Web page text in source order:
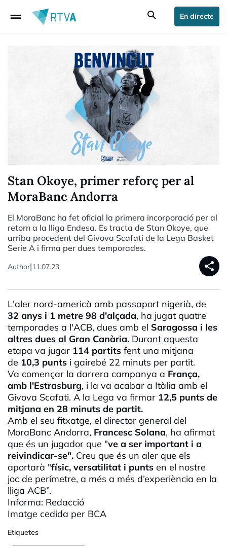
drag_handle search En directe
Stan Okoye, primer reforç per al
MoraBanc Andorra
El MoraBanc ha fet oficial la primera incorporació per al
retorn a la lliga Endesa. Es tracta de Stan Okoye, que
arriba procedent del Givova Scafati de la Lega Basket
Serie A i firma per dues temporades.
Author|11.07.23 share
L'aler nord-americà amb passaport nigerià, de
32 anys i 1 metre 98 d'alçada, ha jugat quatre
temporades a l'ACB, dues amb el Saragossa i les
altres dues al Gran Canària. Durant aquesta
etapa va jugar 114 partits fent una mitjana
de 10,3 punts i gairebé 22 minuts per partit.
Va començar la darrera campanya a França,
amb l'Estrasburg, i la va acabar a Itàlia amb el
Givova Scafati. A la Lega va firmar 12,5 punts de
mitjana en 28 minuts de partit.
Amb el seu fitxatge, el director general del
MoraBanc Andorra, Francesc Solana, ha afirmat
que és un jugador que "ve a ser important i a
reivindicar-se". Creu que és un aler que els
aportarà "físic, versatilitat i punts en el nostre
joc de perímetre, a més a més d’experiència en la
lliga ACB”.
Informa: Redacció
Imatge cedida per BCA
Etiquetes